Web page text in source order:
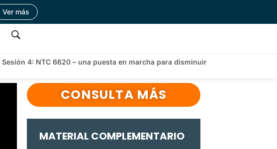
Ver más
Sesión 4: NTC 6620 – una puesta en marcha para disminuir
CONSULTA MÁS
MATERIAL COMPLEMENTARIO